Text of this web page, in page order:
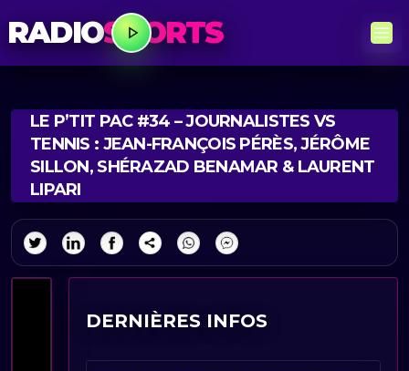
RADIOSPORTS
LE P’TIT PAC #34 – JOURNALISTES VS
TENNIS : JEAN-FRANÇOIS PÉRÈS, JÉRÔME
SILLON, SHÉRAZAD BENAMAR & LAURENT
LIPARI
DERNIÈRES INFOS